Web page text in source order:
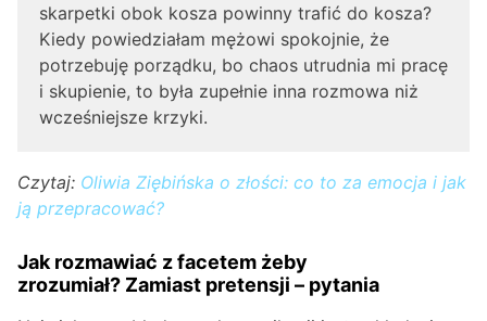
skarpetki obok kosza powinny trafić do kosza?
Kiedy powiedziałam mężowi spokojnie, że
potrzebuję porządku, bo chaos utrudnia mi pracę
i skupienie, to była zupełnie inna rozmowa niż
wcześniejsze krzyki.
Czytaj: Oliwia Ziębińska o złości: co to za emocja i jak
ją przepracować?
Jak rozmawiać z facetem żeby
zrozumiał? Zamiast pretensji – pytania